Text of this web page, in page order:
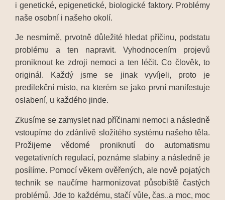
i genetické, epigenetické, biologické faktory. Problémy
naše osobní i našeho okolí.
Je nesmírně, prvotně důležité hledat příčinu, podstatu
problému a ten napravit. Vyhodnocením projevů
proniknout ke zdroji nemoci a ten léčit. Co člověk, to
originál. Každý jsme se jinak vyvíjeli, proto je
predilekční místo, na kterém se jako první manifestuje
oslabení, u každého jinde.
Zkusíme se zamyslet nad příčinami nemoci a následně
vstoupíme do zdánlivě složitého systému našeho těla.
Prožijeme vědomé proniknutí do automatismu
vegetativních regulací, poznáme slabiny a následně je
posílíme. Pomocí věkem ověřených, ale nově pojatých
technik se naučíme harmonizovat působiště častých
problémů. Jde to každému, stačí vůle, čas..a moc, moc